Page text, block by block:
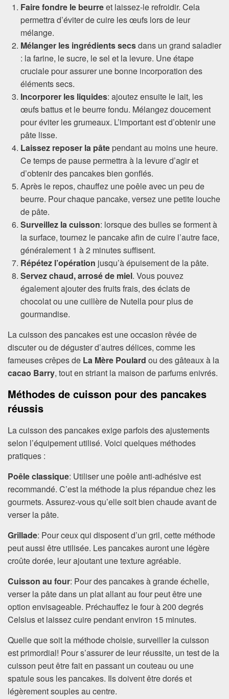
Faire fondre le beurreet laissez-le refroidir. Cela
permettra d’éviter de cuire les œufs lors de leur
mélange.
Mélanger les ingrédients secsdans un grand saladier
: la farine, le sucre, le sel et la levure. Une étape
cruciale pour assurer une bonne incorporation des
éléments secs.
Incorporer les liquides: ajoutez ensuite le lait, les
œufs battus et le beurre fondu. Mélangez doucement
pour éviter les grumeaux. L’important est d’obtenir une
pâte lisse.
Laissez reposer la pâte pendant au moins une heure.
Ce temps de pause permettra à la levure d’agir et
d’obtenir des pancakes bien gonflés.
Après le repos, chauffez une poêle avec un peu de
beurre. Pour chaque pancake, versez une petite louche
de pâte.
Surveillez la cuisson: lorsque des bulles se forment à
la surface, tournez le pancake afin de cuire l’autre face,
généralement 1 à 2 minutes suffisent.
Répétez l’opération jusqu’à épuisement de la pâte.
Servez chaud, arrosé de miel. Vous pouvez
également ajouter des fruits frais, des éclats de
chocolat ou une cuillère de Nutella pour plus de
gourmandise.
La cuisson des pancakes est une occasion rêvée de
discuter ou de déguster d’autres délices, comme les
fameuses crêpes de La Mère Poulard ou des gâteaux à la
cacao Barry, tout en striant la maison de parfums enivrés.
Méthodes de cuisson pour des pancakes
réussis
La cuisson des pancakes exige parfois des ajustements
selon l’équipement utilisé. Voici quelques méthodes
pratiques :
Poêle classique: Utiliser une poêle anti-adhésive est
recommandé. C’est la méthode la plus répandue chez les
gourmets. Assurez-vous qu’elle soit bien chaude avant de
verser la pâte.
Grillade: Pour ceux qui disposent d’un gril, cette méthode
peut aussi être utilisée. Les pancakes auront une légère
croûte dorée, leur ajoutant une texture agréable.
Cuisson au four: Pour des pancakes à grande échelle,
verser la pâte dans un plat allant au four peut être une
option envisageable. Préchauffez le four à 200 degrés
Celsius et laissez cuire pendant environ 15 minutes.
Quelle que soit la méthode choisie, surveiller la cuisson
est primordial! Pour s’assurer de leur réussite, un test de la
cuisson peut être fait en passant un couteau ou une
spatule sous les pancakes. Ils doivent être dorés et
légèrement souples au centre.